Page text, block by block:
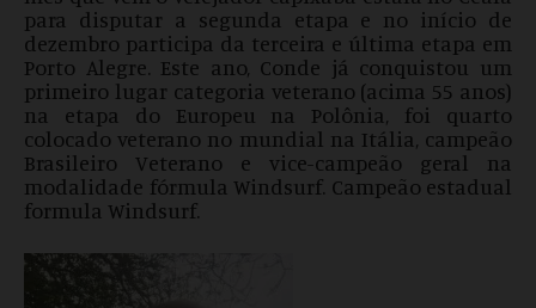
para disputar a segunda etapa e no início de
dezembro participa da terceira e última etapa em
Porto Alegre. Este ano, Conde já conquistou um
primeiro lugar categoria veterano (acima 55 anos)
na etapa do Europeu na Polônia, foi quarto
colocado veterano no mundial na Itália, campeão
Brasileiro Veterano e vice-campeão geral na
modalidade fórmula Windsurf. Campeão estadual
formula Windsurf.